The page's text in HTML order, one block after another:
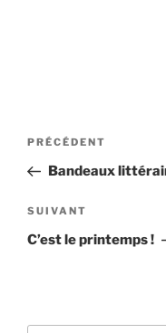
Navigation
l’article
Article
précédent
PRÉCÉDENT
Bandeaux
Article
suivant
SUIVANT
C’est le printemps !